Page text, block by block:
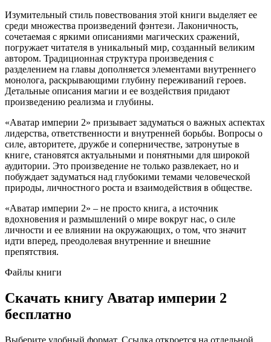
Изумительный стиль повествования этой книги выделяет ее
среди множества произведений фэнтези. Лаконичность,
сочетаемая с яркими описаниями магических сражений,
погружает читателя в уникальный мир, созданный великим
автором. Традиционная структура произведения с
разделением на главы дополняется элементами внутреннего
монолога, раскрывающими глубину переживаний героев.
Детальные описания магии и ее воздействия придают
произведению реализма и глубины.
«Аватар империи 2» призывает задуматься о важных аспектах
лидерства, ответственности и внутренней борьбы. Вопросы о
силе, авторитете, дружбе и соперничестве, затронутые в
книге, становятся актуальными и понятными для широкой
аудитории. Это произведение не только развлекает, но и
побуждает задуматься над глубокими темами человеческой
природы, личностного роста и взаимодействия в обществе.
«Аватар империи 2» – не просто книга, а источник
вдохновения и размышлений о мире вокруг нас, о силе
личности и ее влиянии на окружающих, о том, что значит
идти вперед, преодолевая внутренние и внешние
препятствия.
Файлы книги
Скачать книгу Аватар империи 2
бесплатно
Выберите удобный формат. Ссылка откроется на отдельной